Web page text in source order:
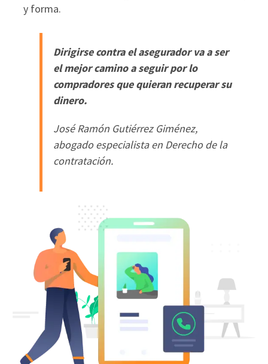
y forma.
Dirigirse contra el asegurador va a ser
el mejor camino a seguir por lo
compradores que quieran recuperar su
dinero.
José Ramón Gutiérrez Giménez,
abogado especialista en Derecho de la
contratación.